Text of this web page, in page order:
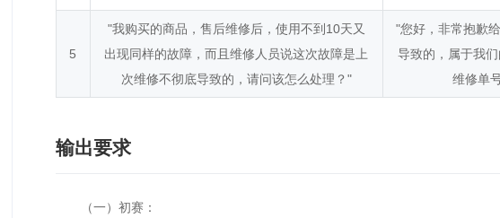
5
"我购买的商品，售后维修后，使用不到10天又
出现同样的故障，而且维修人员说这次故障是上
次维修不彻底导致的，请问该怎么处理？"
"您好，非常抱歉
导致的，属于我
维修单
输出要求
（一）初赛：